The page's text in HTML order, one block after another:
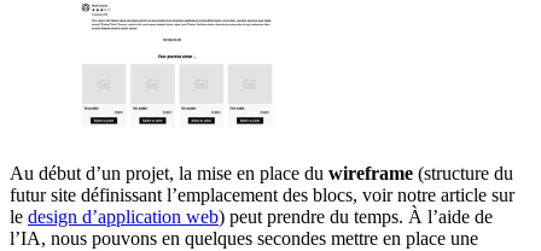
Au début d’un projet, la mise en place du wireframe (structure du
futur site définissant l’emplacement des blocs, voir notre article sur
le design d’application web) peut prendre du temps. À l’aide de
l’IA, nous pouvons en quelques secondes mettre en place une